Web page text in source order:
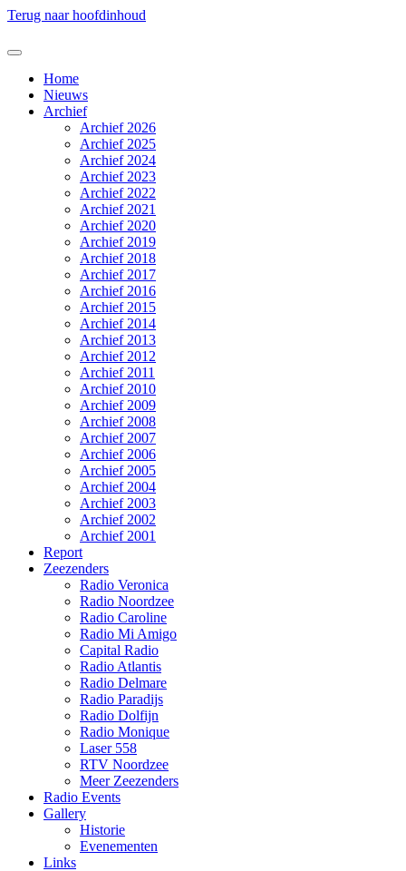
Terug naar hoofdinhoud
Home
Nieuws
Archief
Archief 2026
Archief 2025
Archief 2024
Archief 2023
Archief 2022
Archief 2021
Archief 2020
Archief 2019
Archief 2018
Archief 2017
Archief 2016
Archief 2015
Archief 2014
Archief 2013
Archief 2012
Archief 2011
Archief 2010
Archief 2009
Archief 2008
Archief 2007
Archief 2006
Archief 2005
Archief 2004
Archief 2003
Archief 2002
Archief 2001
Report
Zeezenders
Radio Veronica
Radio Noordzee
Radio Caroline
Radio Mi Amigo
Capital Radio
Radio Atlantis
Radio Delmare
Radio Paradijs
Radio Dolfijn
Radio Monique
Laser 558
RTV Noordzee
Meer Zeezenders
Radio Events
Gallery
Historie
Evenementen
Links